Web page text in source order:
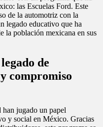
las Escuelas Ford. Este
de la automotriz con la
legado educativo que ha
la población mexicana en sus
de
compromiso
han jugado un papel
y social en México. Gracias